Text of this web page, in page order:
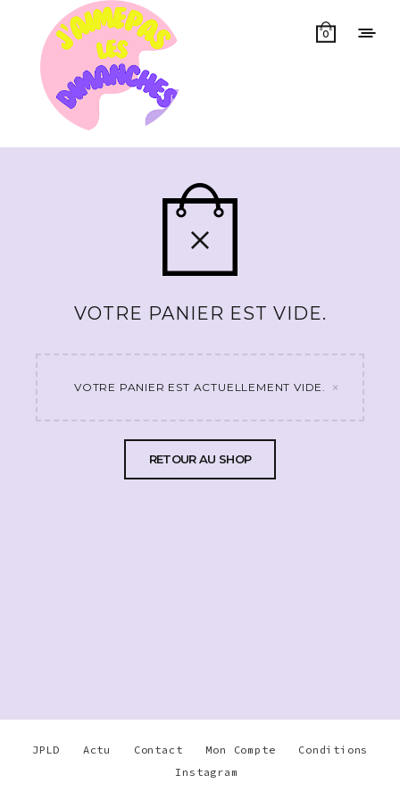
0
VOTRE PANIER EST VIDE.
VOTRE PANIER EST ACTUELLEMENT VIDE. ×
RETOUR AU SHOP
JPLD Actu Contact Mon Compte
Conditions
Instagram